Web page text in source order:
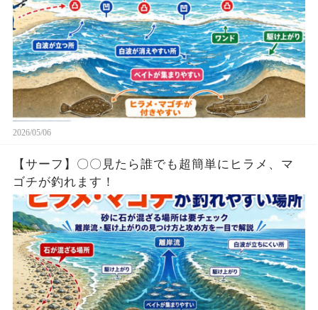
2026/05/06
【サーフ】〇〇見たら誰でも超簡単にヒラメ、マ
ゴチが釣れます！